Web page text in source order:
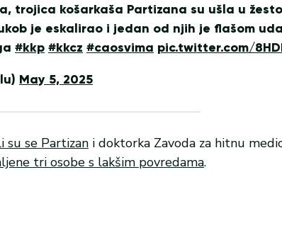
trojica košarkaša Partizana su ušla u
je eskalirao i jedan od njih je flašom
#kkp #kkcz #caosvima pic.twitter.com/
May 5, 2025
su se Partizan i doktorka Zavoda za hitnu
tri osobe s lakšim povredama.